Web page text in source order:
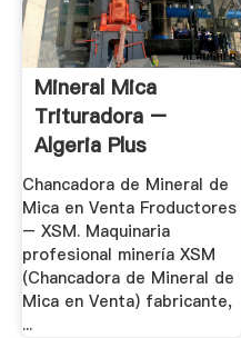
Mineral Mica
Trituradora –
Algeria Plus
Grandes .
Chancadora de Mineral de
Mica en Venta Froductores
– XSM. Maquinaria
profesional minería XSM
(Chancadora de Mineral de
Mica en Venta) fabricante,
...